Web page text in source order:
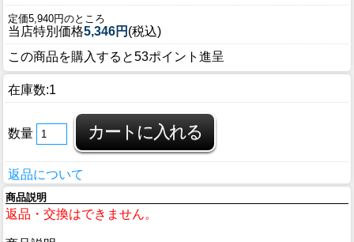
定価5,940円のところ
当店特別価格5,346円 (税込)
この商品を購入すると53ポイント進呈
在庫数:1
数量
返品について
商品説明
返品・交換はできません。